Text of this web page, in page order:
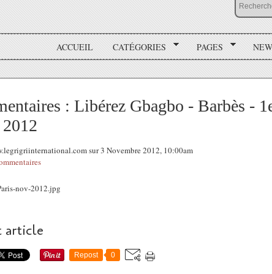
ACCUEIL CATÉGORIES PAGES
: Libérez Gbagbo - Barbès -
sur 3 Novembre 2012, 10:00am
article
Repost 0